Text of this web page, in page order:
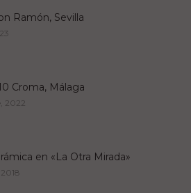
Ramón, Sevilla
Croma, Málaga
2022
en «La Otra Mirada»